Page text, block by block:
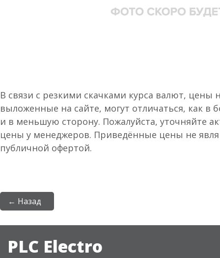
В связи с резкими скачками курса валют, цены
выложенные на сайте, могут отличаться, как в
и в меньшую сторону. Пожалуйста, уточняйте
цены у менеджеров. Приведённые цены не
публичной офертой.
← Назад
PLC Electro